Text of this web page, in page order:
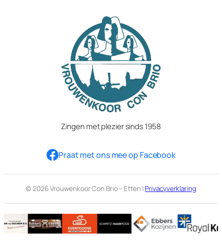
Zingen met plezier sinds 1958
Praat met ons mee op Facebook
© 2026 Vrouwenkoor Con Brio – Etten | Privacyverklaring